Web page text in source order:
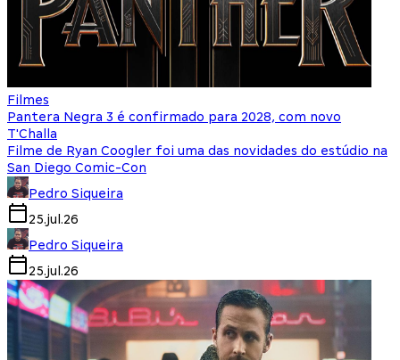
Filmes
Pantera Negra 3 é confirmado para 2028, com novo
T'Challa
Filme de Ryan Coogler foi uma das novidades do estúdio na
San Diego Comic-Con
Pedro Siqueira
25.jul.26
Pedro Siqueira
25.jul.26